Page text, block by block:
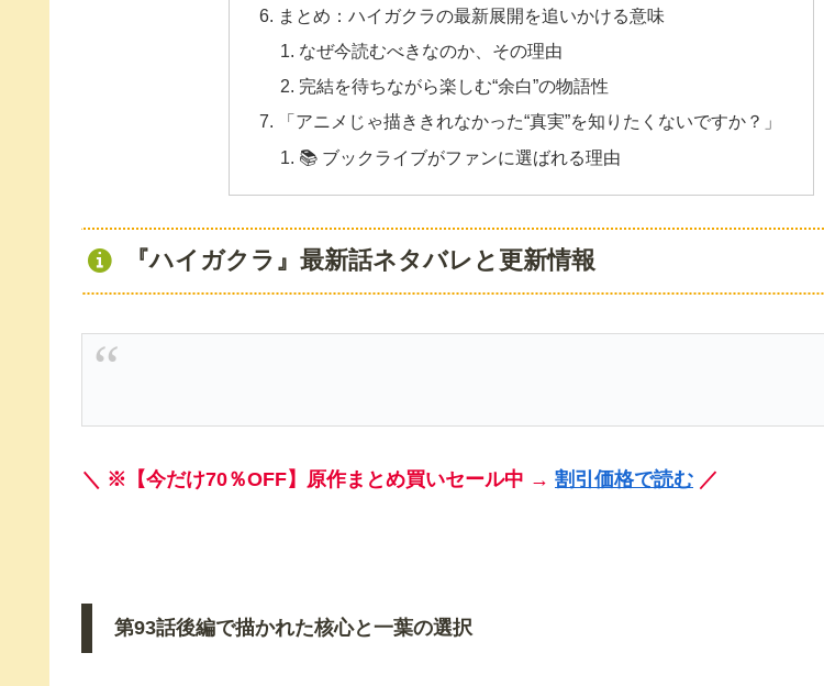
まとめ：ハイガクラの最新展開を追いかける意味
なぜ今読むべきなのか、その理由
完結を待ちながら楽しむ“余白”の物語性
「アニメじゃ描ききれなかった“真実”を知りたくないですか？」
📚 ブックライブがファンに選ばれる理由
『ハイガクラ』最新話ネタバレと更新情報
＼ ※【今だけ70％OFF】原作まとめ買いセール中 → 割引価格で読む ／
第93話後編で描かれた核心と一葉の選択